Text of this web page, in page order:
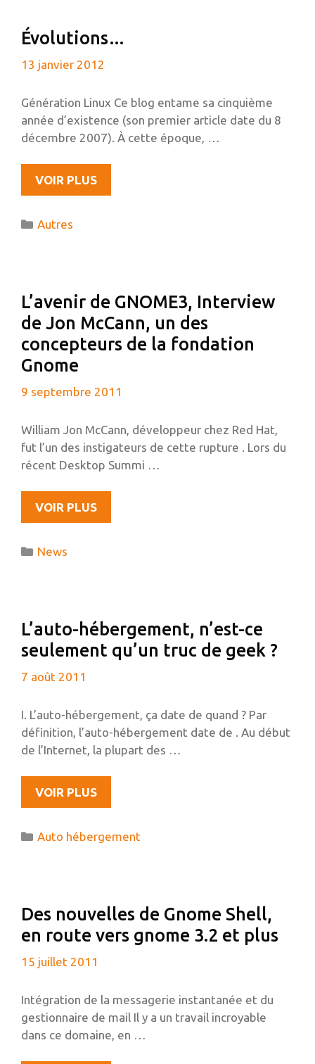
UBUNTU
Évolutions…
13 janvier 2012
Génération Linux Ce blog entame sa cinquième
année d’existence (son premier article date du 8
décembre 2007). À cette époque, …
VOIR PLUSÉVOLUTIONS…
Catégories
Autres
L’avenir de GNOME3, Interview
de Jon McCann, un des
concepteurs de la fondation
Gnome
9 septembre 2011
William Jon McCann, développeur chez Red Hat,
fut l’un des instigateurs de cette rupture . Lors du
récent Desktop Summi …
VOIR PLUSL’AVENIR
DE
UN
DES
FONDATION
GNOME
Catégories
News
L’auto-hébergement, n’est-ce
seulement qu’un truc de geek ?
7 août 2011
I. L’auto-hébergement, ça date de quand ? Par
définition, l’auto-hébergement date de . Au début
de l’Internet, la plupart des …
VOIR PLUSL’AUTO-
HÉBERGEMENT,
CE
DE
GEEK
Catégories
Auto hébergement
Des nouvelles de Gnome Shell,
en route vers gnome 3.2 et plus
15 juillet 2011
Intégration de la messagerie instantanée et du
gestionnaire de mail Il y a un travail incroyable
dans ce domaine, en …